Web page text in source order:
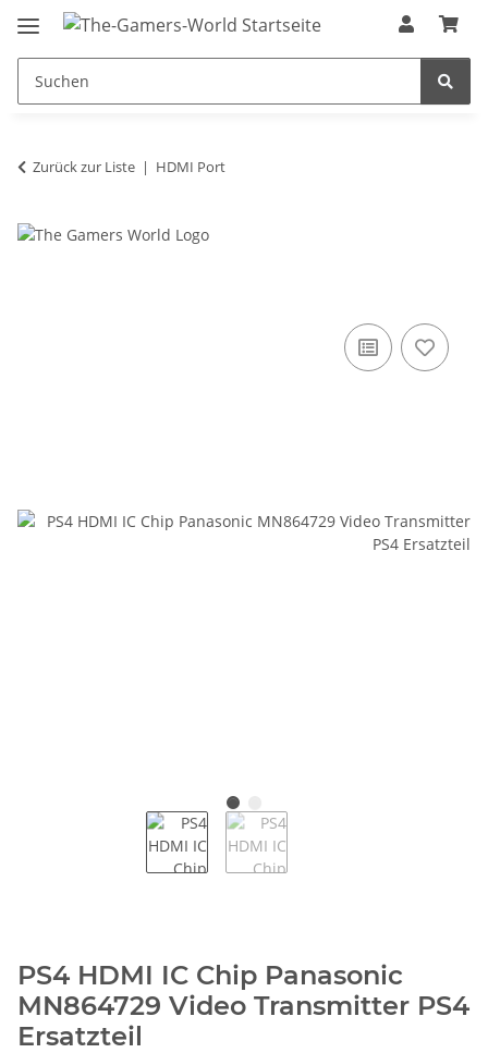
Zurück zur Liste HDMI Port
PS4 HDMI IC Chip Panasonic
MN864729 Video Transmitter PS4
Ersatzteil